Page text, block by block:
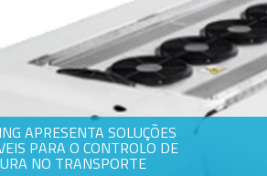
APRESENTA SOLUÇÕES
PARA O CONTROLO DE
NO TRANSPORTE